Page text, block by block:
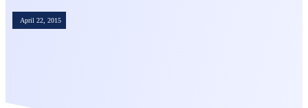
April 22, 2015